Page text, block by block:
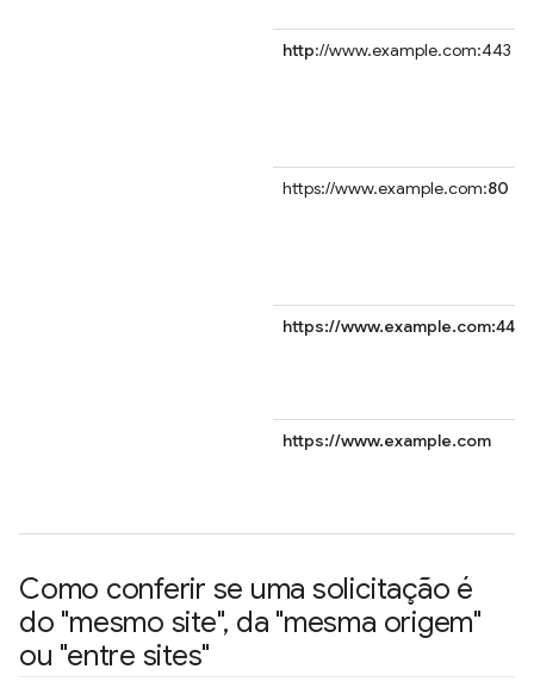
http://www.example.com:443
https://www.example.com:80
https://www.example.com:443
https://www.example.com
Como conferir se uma solicitação é
do "mesmo site", da "mesma origem"
ou "entre sites"